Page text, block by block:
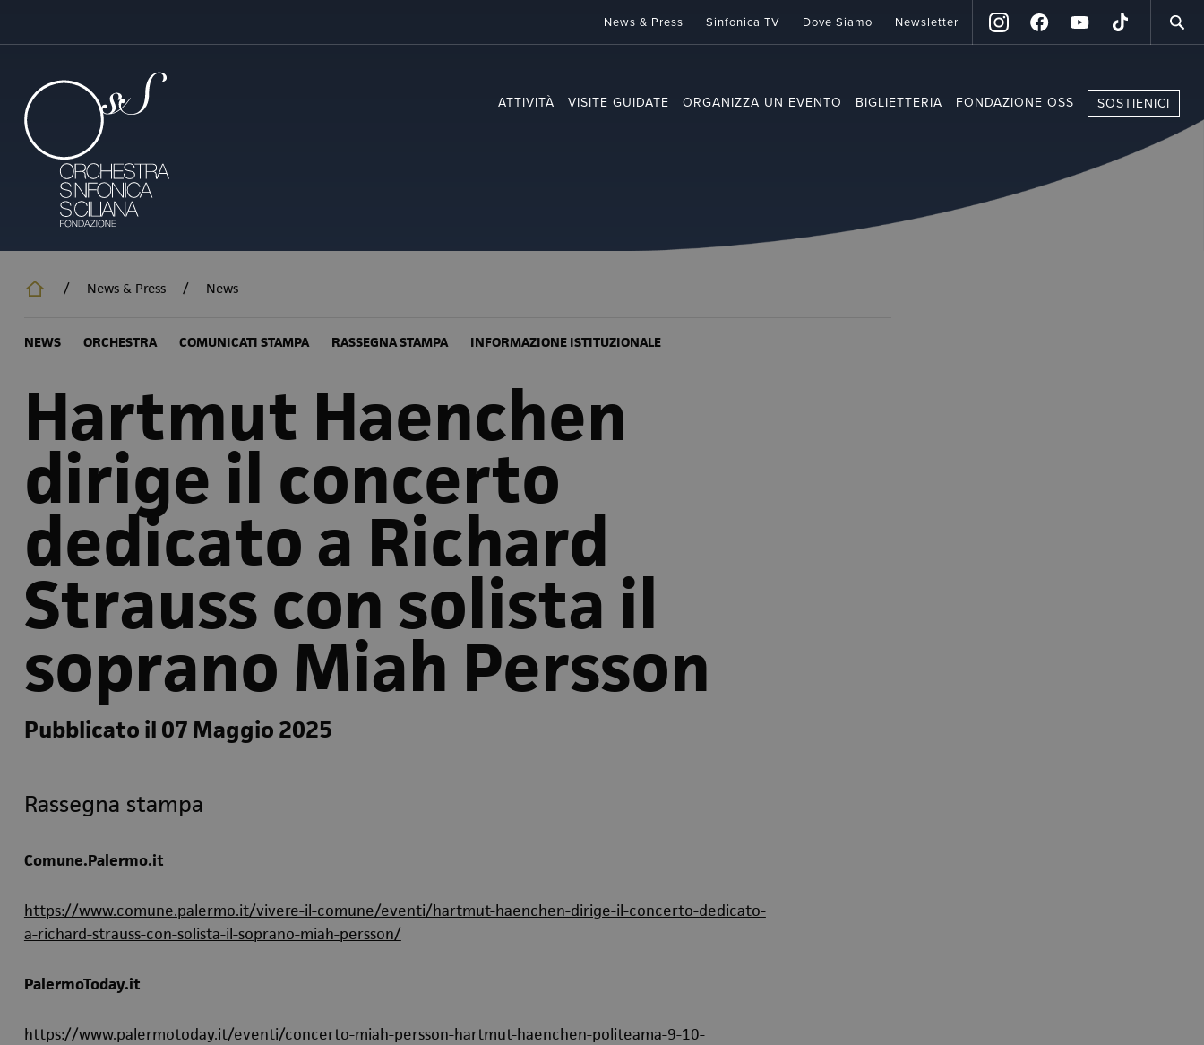
principale
ATTIVITÀ VISITE GUIDATE ORGANIZZA UN EVENTO BIGLIETTERIA FONDAZIONE OSS SOSTIENICI
News & Press Sinfonica TV Dove Siamo Newsletter
/ News & Press / News
NEWS ORCHESTRA COMUNICATI STAMPA RASSEGNA STAMPA INFORMAZIONE ISTITUZIONALE
Hartmut Haenchen
dirige il concerto
dedicato a Richard
Strauss con solista il
soprano Miah Persson
Pubblicato il 07 Maggio 2025
Rassegna stampa
Comune.Palermo.it
https://www.comune.palermo.it/vivere-il-comune/eventi/hartmut-haenchen-dirige-il-concerto-dedicato-
a-richard-strauss-con-solista-il-soprano-miah-persson/
PalermoToday.it
https://www.palermotoday.it/eventi/concerto-miah-persson-hartmut-haenchen-politeama-9-10-